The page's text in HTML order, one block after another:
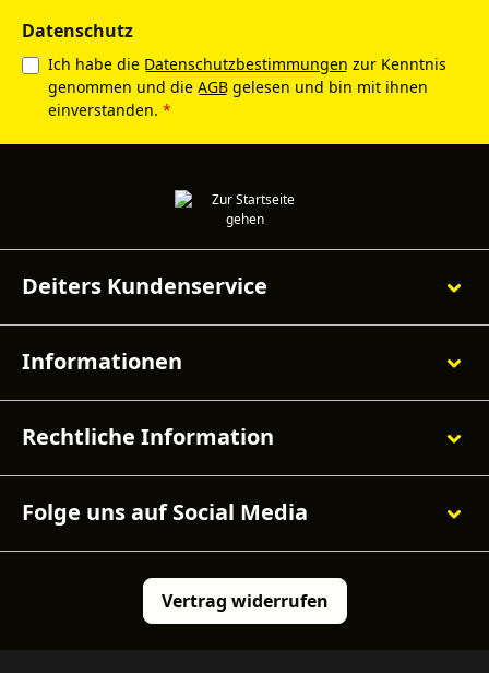
Datenschutz
Ich habe die Datenschutzbestimmungen zur Kenntnis
genommen und die AGB gelesen und bin mit ihnen
einverstanden. *
Deiters Kundenservice
Informationen
Rechtliche Information
Folge uns auf Social Media
Vertrag widerrufen